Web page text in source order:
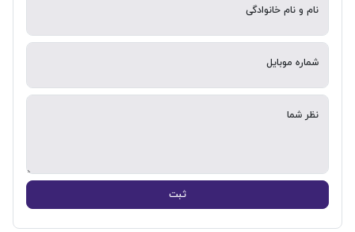
نام و نام خانوادگی
شماره موبایل
نظر شما
ثبت